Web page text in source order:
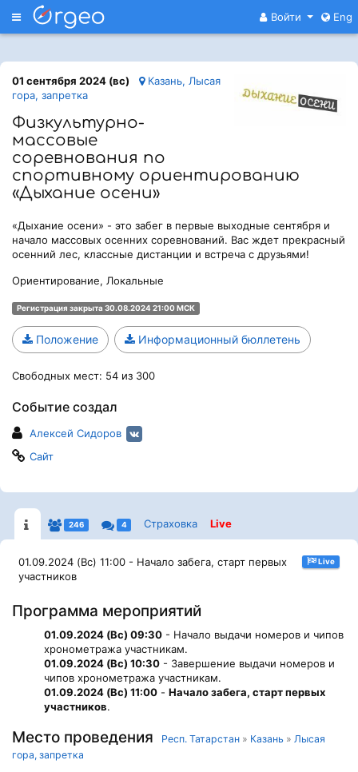
Меню Войти Eng
01 сентября 2024 (вс)
Казань, Лысая
гора, запретка
Физкультурно-
массовые
соревнования по
спортивному ориентированию
«Дыхание осени»
«Дыхание осени» - это забег в первые выходные сентября и
начало массовых осенних соревнований. Вас ждет прекрасный
осенний лес, классные дистанции и встреча с друзьями!
Ориентирование, Локальные
Регистрация закрыта 30.08.2024 21:00 МСК
Положение Информационный бюллетень
Свободных мест: 54 из 300
Событие создал
Алексей Сидоров
Сайт
246 4 Страховка Live
01.09.2024 (Вс) 11:00 - Начало забега, старт первых
участников
Live
Программа мероприятий
01.09.2024 (Вс) 09:30 - Начало выдачи номеров и чипов
хронометража участникам.
01.09.2024 (Вс) 10:30 - Завершение выдачи номеров и
чипов хронометража участникам.
01.09.2024 (Вс) 11:00 - Начало забега, старт первых
участников.
Место проведения Респ. Татарстан » Казань » Лысая
гора, запретка